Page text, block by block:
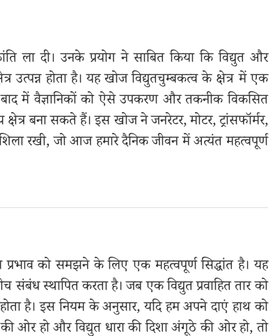
ला दी। उनके प्रयोग ने साबित किया कि विद्युत और
उत्पन्न होता है। यह खोज विद्युतचुम्बकत्व के क्षेत्र में एक
में वैज्ञानिकों को ऐसे उपकरण और तकनीक विकसित
बना सकते हैं। इस खोज ने जनरेटर, मोटर, ट्रांसफॉर्मर,
रखी, जो आज हमारे दैनिक जीवन में अत्यंत महत्वपूर्ण
को समझने के लिए एक महत्वपूर्ण सिद्धांत है। यह
संबंध स्थापित करता है। जब एक विद्युत प्रवाहित तार को
है। इस नियम के अनुसार, यदि हम अपने दाएं हाथ को
ओर हो और विद्युत धारा की दिशा अंगूठे की ओर हो, तो